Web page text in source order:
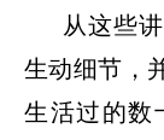
从这些
生动细节，
生活过的数